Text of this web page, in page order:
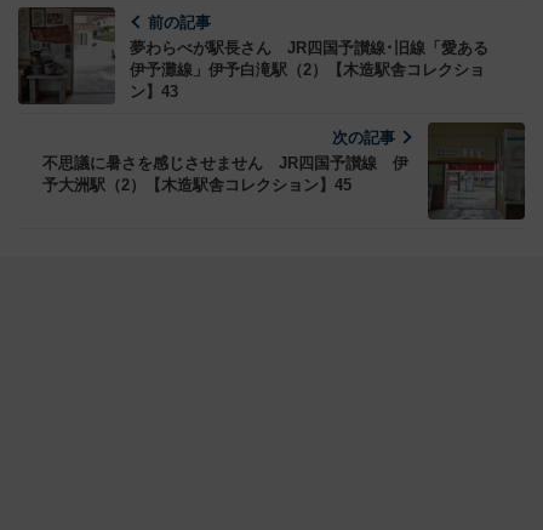
前の記事
夢わらべが駅長さん JR四国予讃線･旧線「愛ある
伊予灘線」伊予白滝駅（2）【木造駅舎コレクショ
ン】43
次の記事
不思議に暑さを感じさせません JR四国予讃線 伊
予大洲駅（2）【木造駅舎コレクション】45